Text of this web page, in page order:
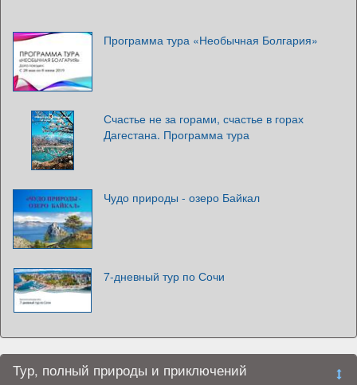
Программа тура «Необычная Болгария»
Счастье не за горами, счастье в горах
Дагестана. Программа тура
Чудо природы - озеро Байкал
7-дневный тур по Сочи
Тур, полный природы и приключений